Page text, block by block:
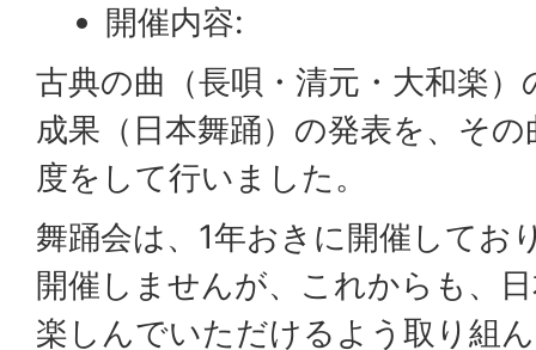
開催内容:
古典の曲（長唄・清元・大和楽
成果（日本舞踊）の発表を、そ
度をして行いました。
舞踊会は、1年おきに開催してお
開催しませんが、これからも、
楽しんでいただけるよう取り組